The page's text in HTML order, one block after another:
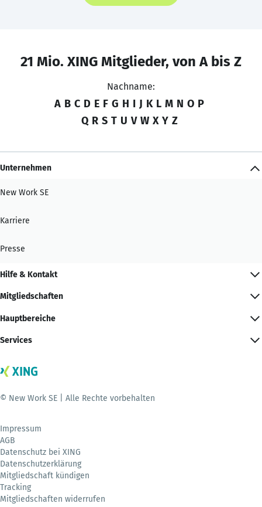
21 Mio. XING Mitglieder, von A bis Z
Nachname:
A B C D E F G H I J K L M N O P
Q R S T U V W X Y Z
Unternehmen
New Work SE
Karriere
Presse
Hilfe & Kontakt
Mitgliedschaften
Hauptbereiche
Services
© New Work SE | Alle Rechte vorbehalten
Impressum
AGB
Datenschutz bei XING
Datenschutzerklärung
Mitgliedschaft kündigen
Tracking
Mitgliedschaften widerrufen